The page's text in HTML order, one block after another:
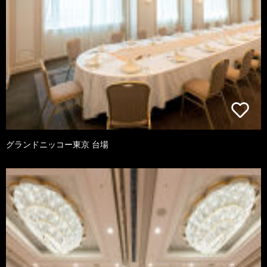
グランドニッコー東京 台場